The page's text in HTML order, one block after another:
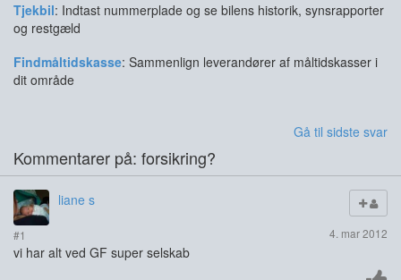
Tjekbil: Indtast nummerplade og se bilens historik, synsrapporter
og restgæld
Findmåltidskasse: Sammenlign leverandører af måltidskasser i
dit område
Gå til sidste svar
Kommentarer på: forsikring?
liane s
#1 4. mar 2012
vi har alt ved GF super selskab